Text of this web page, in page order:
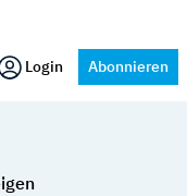
Login Abonnieren